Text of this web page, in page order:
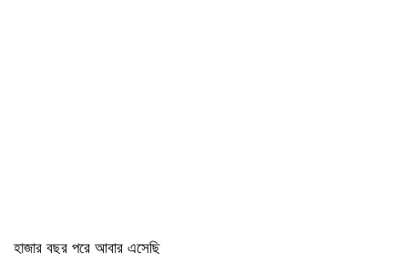
হাজার বছর পরে আবার এসেছি